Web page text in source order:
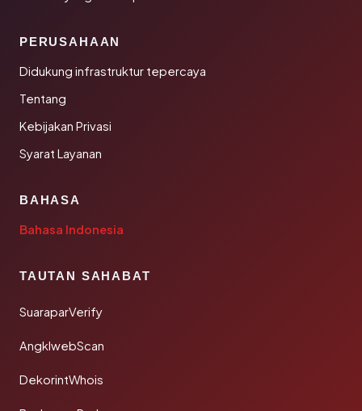
PERUSAHAAN
Didukung infrastruktur tepercaya
Tentang
Kebijakan Privasi
Syarat Layanan
BAHASA
Bahasa Indonesia
TAUTAN SAHABAT
SuaraparVerify
AngklwebScan
DekorintWhois